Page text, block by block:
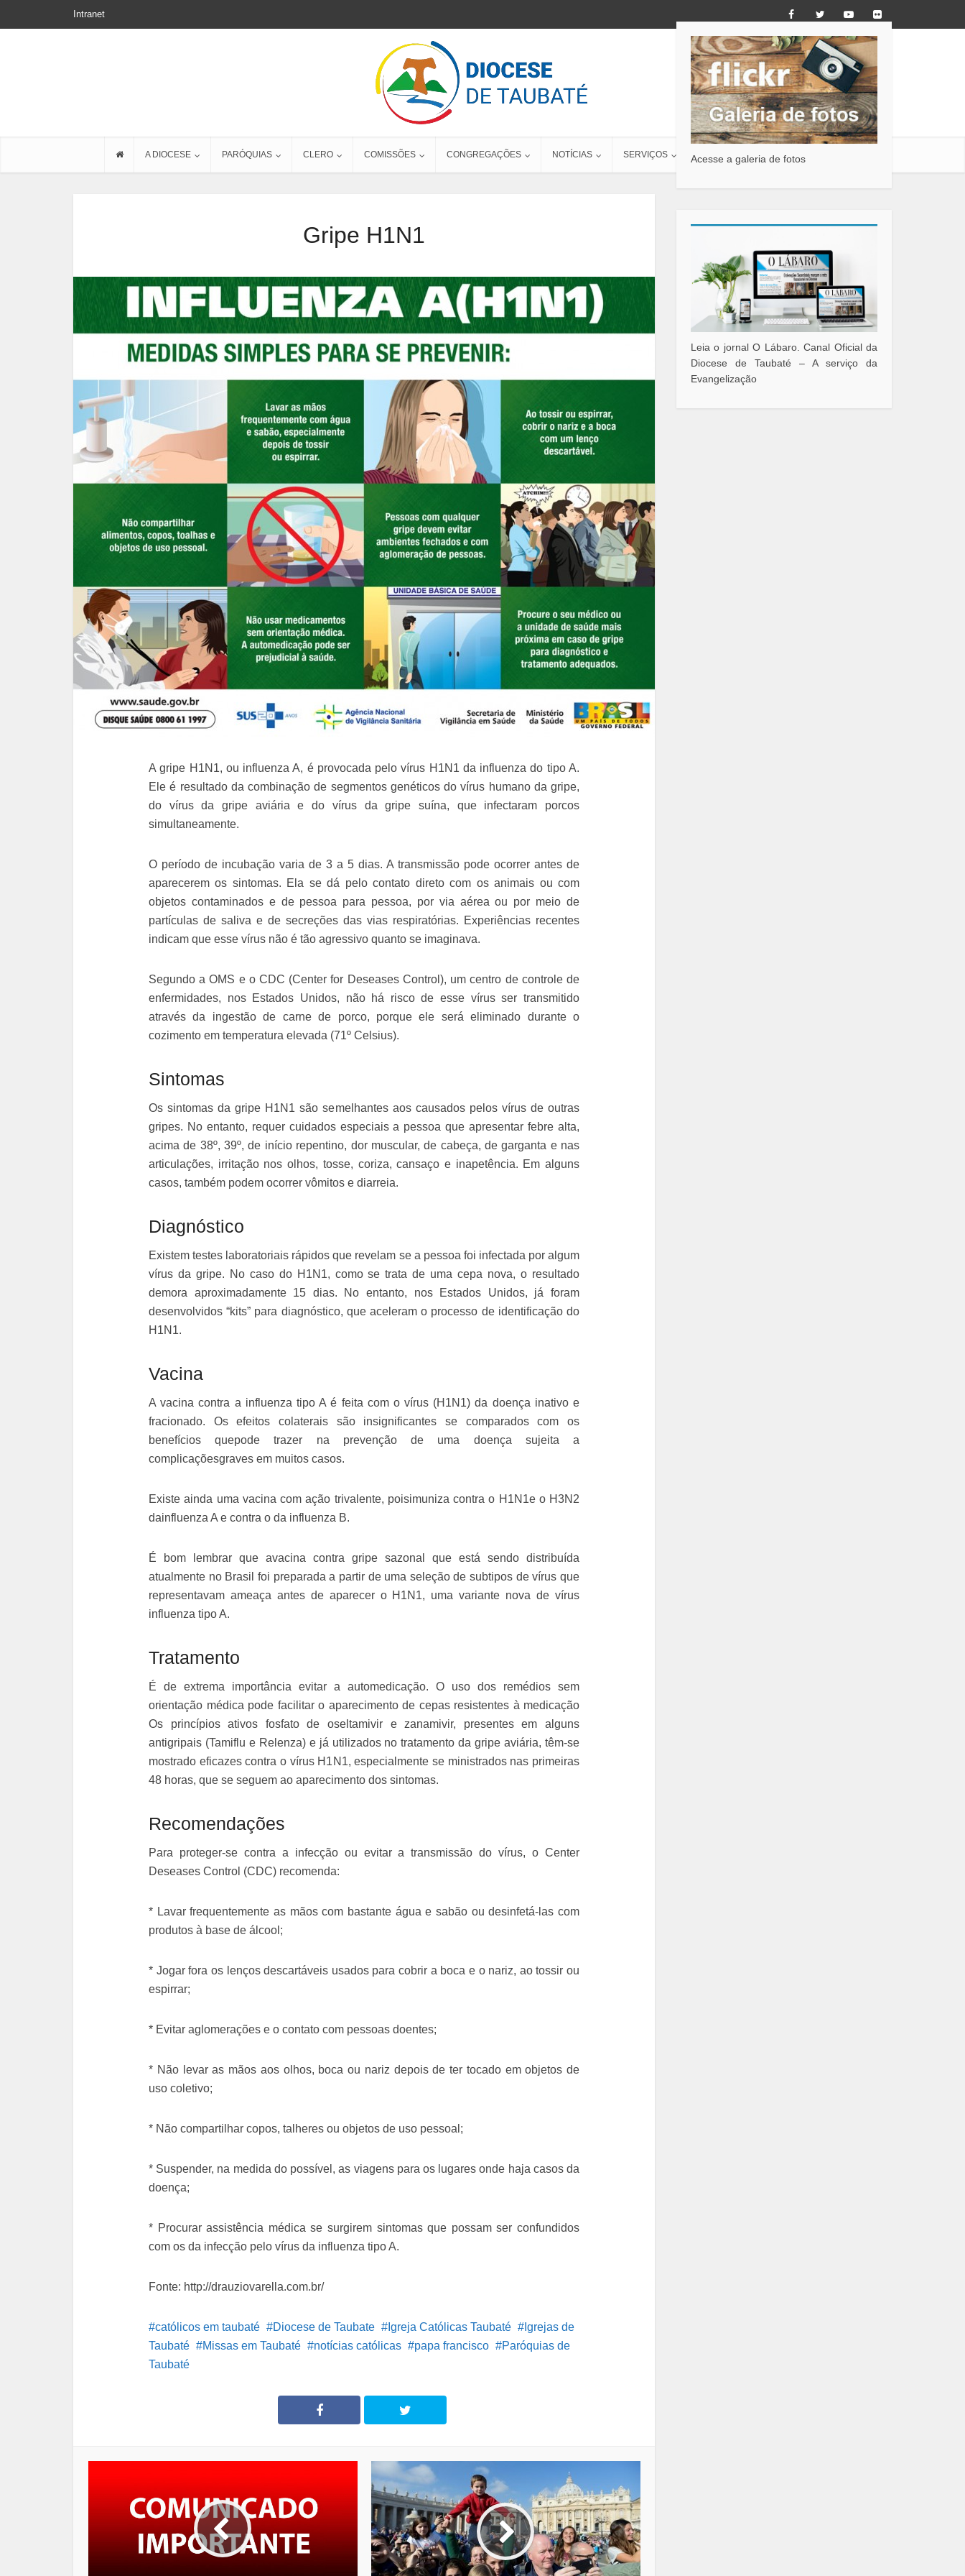
Intranet
A DIOCESE PARÓQUIAS CLERO COMISSÕES CONGREGAÇÕES NOTÍCIAS SERVIÇOS CONTATO
Gripe H1N1
A gripe H1N1, ou influenza A, é provocada pelo vírus H1N1 da influenza do tipo A.
Ele é resultado da combinação de segmentos genéticos do vírus humano da gripe,
do vírus da gripe aviária e do vírus da gripe suína, que infectaram porcos
simultaneamente.
O período de incubação varia de 3 a 5 dias. A transmissão pode ocorrer antes de
aparecerem os sintomas. Ela se dá pelo contato direto com os animais ou com
objetos contaminados e de pessoa para pessoa, por via aérea ou por meio de
partículas de saliva e de secreções das vias respiratórias. Experiências recentes
indicam que esse vírus não é tão agressivo quanto se imaginava.
Segundo a OMS e o CDC (Center for Deseases Control), um centro de controle de
enfermidades, nos Estados Unidos, não há risco de esse vírus ser transmitido
através da ingestão de carne de porco, porque ele será eliminado durante o
cozimento em temperatura elevada (71º Celsius).
Sintomas
Os sintomas da gripe H1N1 são semelhantes aos causados pelos vírus de outras
gripes. No entanto, requer cuidados especiais a pessoa que apresentar febre alta,
acima de 38º, 39º, de início repentino, dor muscular, de cabeça, de garganta e nas
articulações, irritação nos olhos, tosse, coriza, cansaço e inapetência. Em alguns
casos, também podem ocorrer vômitos e diarreia.
Diagnóstico
Existem testes laboratoriais rápidos que revelam se a pessoa foi infectada por algum
vírus da gripe. No caso do H1N1, como se trata de uma cepa nova, o resultado
demora aproximadamente 15 dias. No entanto, nos Estados Unidos, já foram
desenvolvidos “kits” para diagnóstico, que aceleram o processo de identificação do
H1N1.
Vacina
A vacina contra a influenza tipo A é feita com o vírus (H1N1) da doença inativo e
fracionado. Os efeitos colaterais são insignificantes se comparados com os
benefícios quepode trazer na prevenção de uma doença sujeita a
complicaçõesgraves em muitos casos.
Existe ainda uma vacina com ação trivalente, poisimuniza contra o H1N1e o H3N2
dainfluenza A e contra o da influenza B.
É bom lembrar que avacina contra gripe sazonal que está sendo distribuída
atualmente no Brasil foi preparada a partir de uma seleção de subtipos de vírus que
representavam ameaça antes de aparecer o H1N1, uma variante nova de vírus
influenza tipo A.
Tratamento
É de extrema importância evitar a automedicação. O uso dos remédios sem
orientação médica pode facilitar o aparecimento de cepas resistentes à medicação
Os princípios ativos fosfato de oseltamivir e zanamivir, presentes em alguns
antigripais (Tamiflu e Relenza) e já utilizados no tratamento da gripe aviária, têm-se
mostrado eficazes contra o vírus H1N1, especialmente se ministrados nas primeiras
48 horas, que se seguem ao aparecimento dos sintomas.
Recomendações
Para proteger-se contra a infecção ou evitar a transmissão do vírus, o Center
Deseases Control (CDC) recomenda:
* Lavar frequentemente as mãos com bastante água e sabão ou desinfetá-las com
produtos à base de álcool;
* Jogar fora os lenços descartáveis usados para cobrir a boca e o nariz, ao tossir ou
espirrar;
* Evitar aglomerações e o contato com pessoas doentes;
* Não levar as mãos aos olhos, boca ou nariz depois de ter tocado em objetos de
uso coletivo;
* Não compartilhar copos, talheres ou objetos de uso pessoal;
* Suspender, na medida do possível, as viagens para os lugares onde haja casos da
doença;
* Procurar assistência médica se surgirem sintomas que possam ser confundidos
com os da infecção pelo vírus da influenza tipo A.
Fonte: http://drauziovarella.com.br/
católicos em taubaté Diocese de Taubate Igreja Católicas Taubaté
Igrejas de
Taubaté
Missas em Taubaté notícias católicas papa francisco
Paróquias de
Taubaté
Acesse a galeria de fotos
Leia o jornal O Lábaro. Canal Oficial da
Diocese de Taubaté – A serviço da
Evangelização